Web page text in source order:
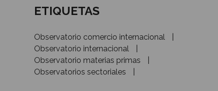
ETIQUETAS
Observatorio comercio internacional
Observatorio internacional
Observatorio materias primas
Observatorios sectoriales